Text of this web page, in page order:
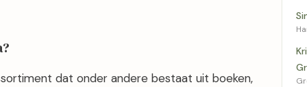
dat onder andere bestaat uit boeken,